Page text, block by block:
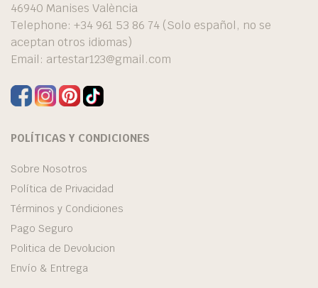
46940 Manises València
Telephone: +34 961 53 86 74 (Solo español, no se
aceptan otros idiomas)
Email: artestar123@gmail.com
POLÍTICAS Y CONDICIONES
Sobre Nosotros
Política de Privacidad
Términos y Condiciones
Pago Seguro
Politica de Devolucion
Envío & Entrega